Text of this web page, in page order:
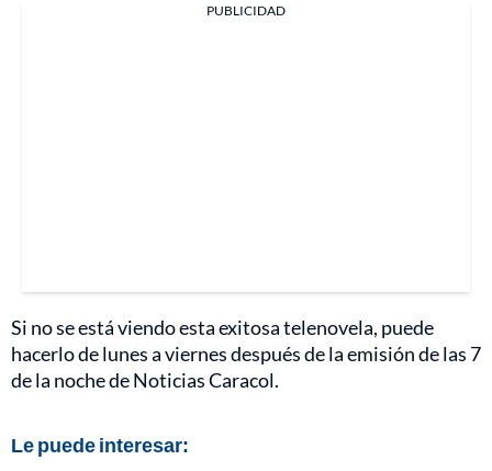
PUBLICIDAD
Si no se está viendo esta exitosa telenovela, puede
hacerlo de lunes a viernes después de la emisión de las 7
de la noche de Noticias Caracol.
Le puede interesar: